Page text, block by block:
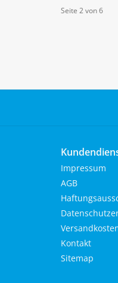
Seite 2 von 6
Impressum
AGB
Kontakt
Sitemap